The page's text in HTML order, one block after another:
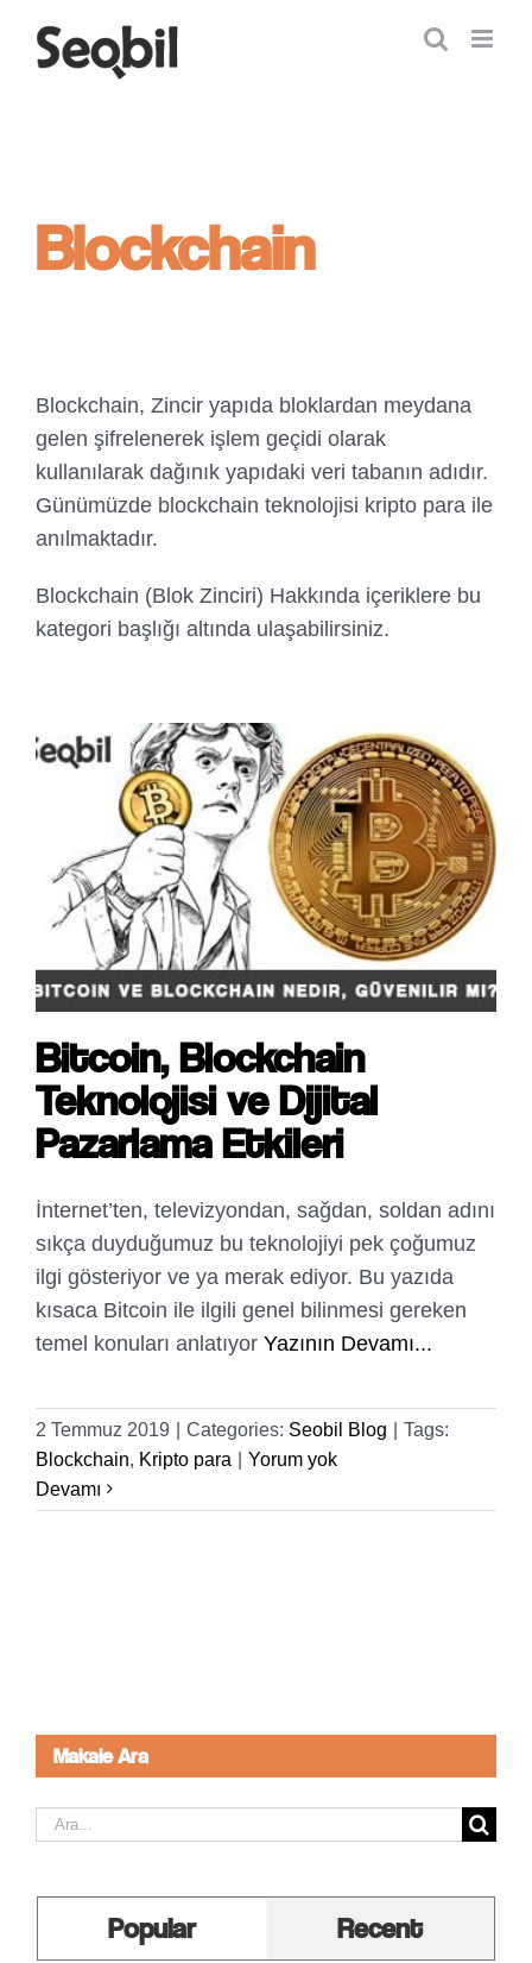
Blockchain
Blockchain, Zincir yapıda bloklardan meydana
gelen şifrelenerek işlem geçidi olarak
kullanılarak dağınık yapıdaki veri tabanın adıdır.
Günümüzde blockchain teknolojisi kripto para ile
anılmaktadır.
Blockchain (Blok Zinciri) Hakkında içeriklere bu
kategori başlığı altında ulaşabilirsiniz.
Bitcoin, Blockchain
Teknolojisi ve Dijital
Pazarlama Etkileri
İnternet’ten, televizyondan, sağdan, soldan adını
sıkça duyduğumuz bu teknolojiyi pek çoğumuz
ilgi gösteriyor ve ya merak ediyor. Bu yazıda
kısaca Bitcoin ile ilgili genel bilinmesi gereken
temel konuları anlatıyor Yazının Devamı...
2 Temmuz 2019 Categories: Seobil Blog
Tags:
Blockchain, Kripto para
Yorum yok
Devamı
Makale Ara
Ara:
Popular Recent